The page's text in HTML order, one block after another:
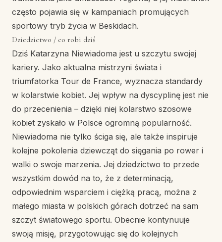
często pojawia się w kampaniach promujących
sportowy tryb życia w Beskidach.
Dziedzictwo / co robi dziś
Dziś Katarzyna Niewiadoma jest u szczytu swojej
kariery. Jako aktualna mistrzyni świata i
triumfatorka Tour de France, wyznacza standardy
w kolarstwie kobiet. Jej wpływ na dyscyplinę jest nie
do przecenienia – dzięki niej kolarstwo szosowe
kobiet zyskało w Polsce ogromną popularność.
Niewiadoma nie tylko ściga się, ale także inspiruje
kolejne pokolenia dziewcząt do sięgania po rower i
walki o swoje marzenia. Jej dziedzictwo to przede
wszystkim dowód na to, że z determinacją,
odpowiednim wsparciem i ciężką pracą, można z
małego miasta w polskich górach dotrzeć na sam
szczyt światowego sportu. Obecnie kontynuuje
swoją misję, przygotowując się do kolejnych